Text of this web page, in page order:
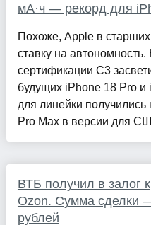
мА·ч — рекорд для
Похоже, Apple в
ставку на автономность.
сертификации C3
будущих iPhone 18 Pro
для линейки
Pro Max в версии для
ВТБ получил в залог
Ozon. Сумма сделки
рублей